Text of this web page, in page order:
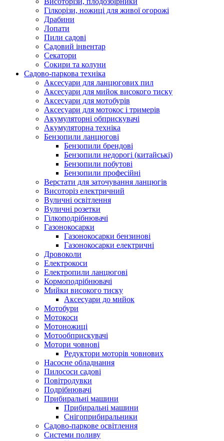
Гілкорізи, ножиці для живої огорожі
Драбини
Лопати
Пили садові
Садовий інвентар
Секатори
Сокири та колуни
Садово-паркова техніка
Аксесуари для ланцюгових пил
Аксесуари для мийок високого тиску
Аксесуари для мотобурів
Аксесуари для мотокос і тримерів
Акумуляторні обприскувачі
Акумуляторна техніка
Бензопили ланцюгові
Бензопили брендові
Бензопили недорогі (китайські)
Бензопили побутові
Бензопили професійні
Верстати для заточування ланцюгів
Висоторіз електричний
Вуличні освітлення
Вуличні розетки
Гілкоподрібнювачі
Газонокосарки
Газонокосарки бензинові
Газонокосарки електричні
Дровоколи
Електрокоси
Електропили ланцюгові
Кормоподрібнювачі
Мийки високого тиску
Аксесуари до мийок
Мотобури
Мотокоси
Мотоножиці
Мотообприскувачі
Мотори човнові
Редуктори моторів човнових
Насосне обладнання
Пилососи садові
Повітродувки
Подрібнювачі
Прибиральні машини
Прибиральні машини
Снігоприбиральники
Садово-паркове освітлення
Системи поливу